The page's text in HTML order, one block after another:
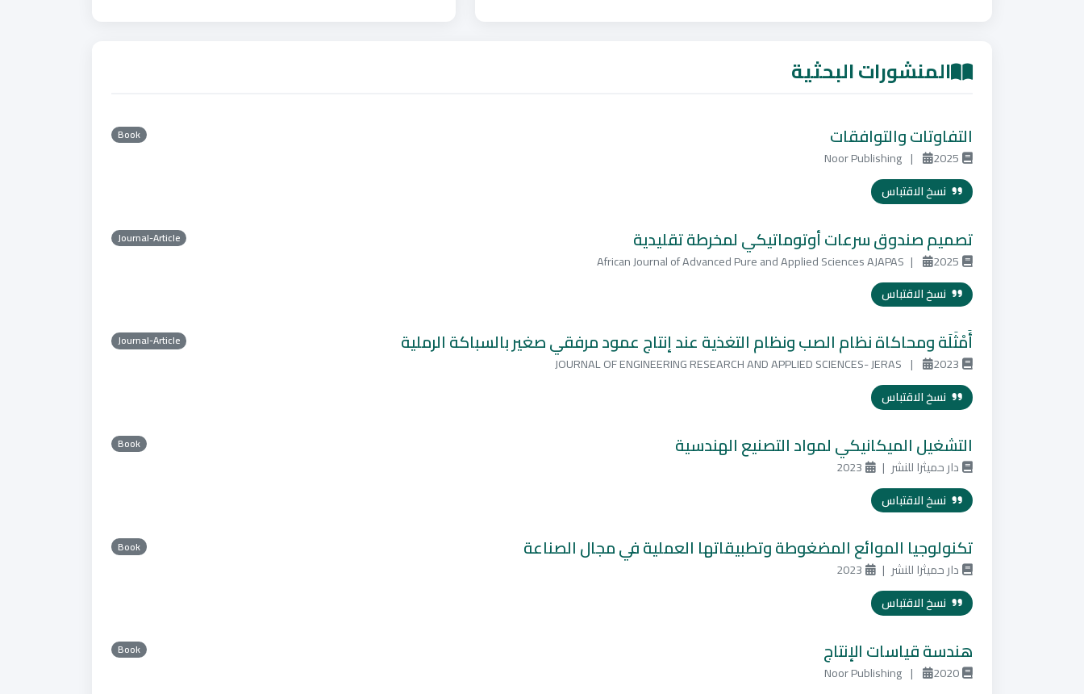
المنشورات البحثية
التفاوتات والتوافقات
Noor Publishing | 2025
Book
نسخ الاقتباس
تصميم صندوق سرعات أوتوماتيكي لمخرطة تقليدية
African Journal of Advanced Pure and Applied Sciences AJAPAS | 2025
Journal-Article
نسخ الاقتباس
أَمْثَلَة ومحاكاة نظام الصب ونظام التغذية عند إنتاج عمود مرفقي صغير بالسباكة الرملية
JOURNAL OF ENGINEERING RESEARCH AND APPLIED SCIENCES- JERAS | 2023
Journal-Article
نسخ الاقتباس
التشغيل الميكانيكي لمواد التصنيع الهندسية
دار حميثرا للنشر |
2023
Book
نسخ الاقتباس
تكنولوجيا الموائع المضغوطة وتطبيقاتها العملية في مجال الصناعة
دار حميثرا للنشر |
2023
Book
نسخ الاقتباس
هندسة قياسات الإنتاج
Noor Publishing | 2020
Book